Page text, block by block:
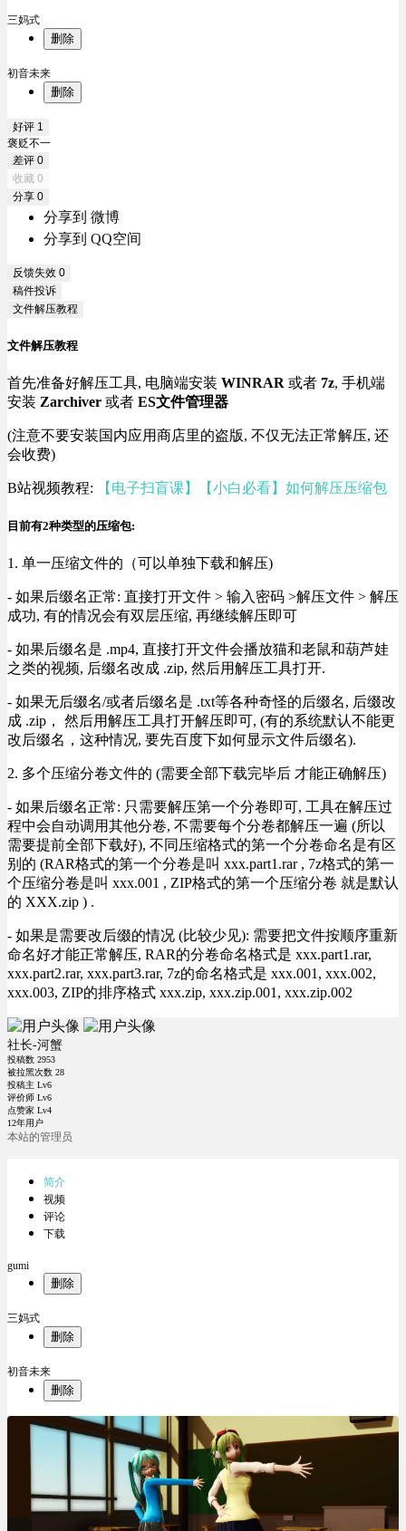
三妈式
删除
初音未来
删除
好评 1
褒贬不一
差评 0
收藏 0
分享 0
分享到 微博
分享到 QQ空间
反馈失效 0
稿件投诉
文件解压教程
文件解压教程
首先准备好解压工具, 电脑端安装 WINRAR 或者 7z, 手机端
安装 Zarchiver 或者 ES文件管理器
(注意不要安装国内应用商店里的盗版, 不仅无法正常解压, 还
会收费)
B站视频教程: 【电子扫盲课】【小白必看】如何解压压缩包
目前有2种类型的压缩包:
1. 单一压缩文件的（可以单独下载和解压)
- 如果后缀名正常: 直接打开文件 > 输入密码 >解压文件 > 解压
成功, 有的情况会有双层压缩, 再继续解压即可
- 如果后缀名是 .mp4, 直接打开文件会播放猫和老鼠和葫芦娃
之类的视频, 后缀名改成 .zip, 然后用解压工具打开.
- 如果无后缀名/或者后缀名是 .txt等各种奇怪的后缀名, 后缀改
成 .zip， 然后用解压工具打开解压即可, (有的系统默认不能更
改后缀名，这种情况, 要先百度下如何显示文件后缀名).
2. 多个压缩分卷文件的 (需要全部下载完毕后 才能正确解压)
- 如果后缀名正常: 只需要解压第一个分卷即可, 工具在解压过
程中会自动调用其他分卷, 不需要每个分卷都解压一遍 (所以
需要提前全部下载好), 不同压缩格式的第一个分卷命名是有区
别的 (RAR格式的第一个分卷是叫 xxx.part1.rar , 7z格式的第一
个压缩分卷是叫 xxx.001 , ZIP格式的第一个压缩分卷 就是默认
的 XXX.zip ) .
- 如果是需要改后缀的情况 (比较少见): 需要把文件按顺序重新
命名好才能正常解压, RAR的分卷命名格式是 xxx.part1.rar,
xxx.part2.rar, xxx.part3.rar, 7z的命名格式是 xxx.001, xxx.002,
xxx.003, ZIP的排序格式 xxx.zip, xxx.zip.001, xxx.zip.002
社长-河蟹
投稿数 2953
被拉黑次数 28
投稿主 Lv6
评价师 Lv6
点赞家 Lv4
12年用户
本站的管理员
简介
视频
评论
下载
gumi
删除
三妈式
删除
初音未来
删除